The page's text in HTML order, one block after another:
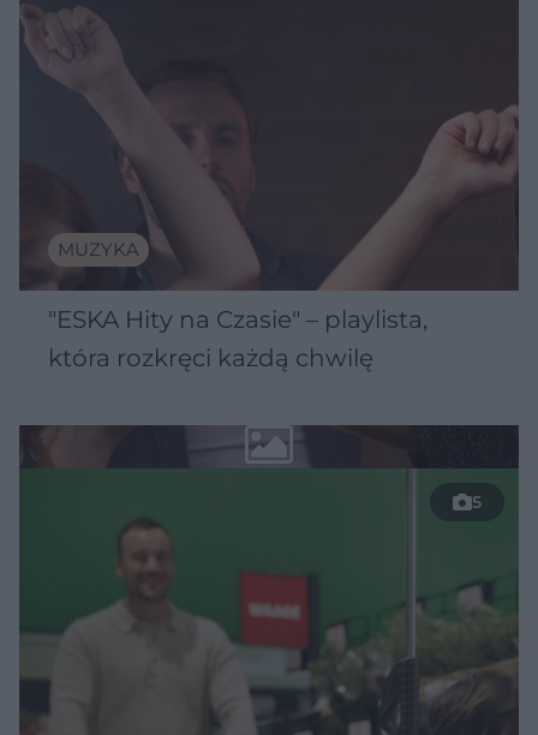
MUZYKA
"ESKA Hity na Czasie" – playlista,
która rozkręci każdą chwilę
5